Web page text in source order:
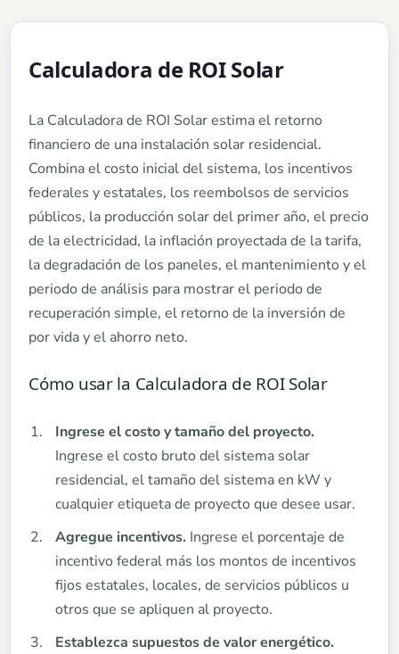
Calculadora de ROI Solar
La Calculadora de ROI Solar estima el retorno
financiero de una instalación solar residencial.
Combina el costo inicial del sistema, los incentivos
federales y estatales, los reembolsos de servicios
públicos, la producción solar del primer año, el precio
de la electricidad, la inflación proyectada de la tarifa,
la degradación de los paneles, el mantenimiento y el
periodo de análisis para mostrar el periodo de
recuperación simple, el retorno de la inversión de
por vida y el ahorro neto.
Cómo usar la Calculadora de ROI Solar
Ingrese el costo y tamaño del proyecto.
Ingrese el costo bruto del sistema solar
residencial, el tamaño del sistema en kW y
cualquier etiqueta de proyecto que desee usar.
Agregue incentivos. Ingrese el porcentaje de
incentivo federal más los montos de incentivos
fijos estatales, locales, de servicios públicos u
otros que se apliquen al proyecto.
Establezca supuestos de valor energético.